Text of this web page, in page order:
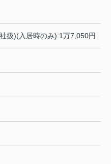
扱)(入居時のみ):1万7,050円